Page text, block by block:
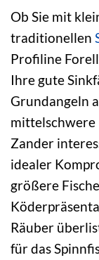
Ob Sie mit
traditionellen
Profiline
Ihre gute
Grundangeln
mittelschwere
Zander
idealer
größere
Räuber
für das